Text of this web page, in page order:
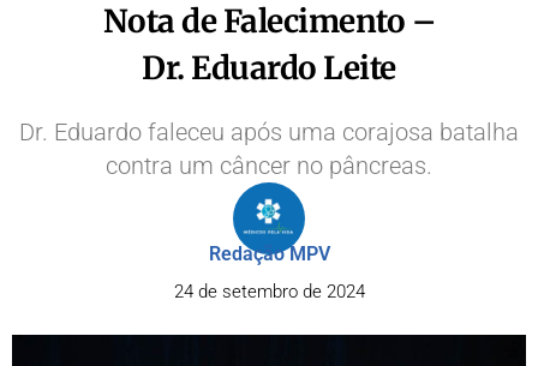
Nota de Falecimento –
Dr. Eduardo Leite
Dr. Eduardo faleceu após uma corajosa batalha
contra um câncer no pâncreas.
Redação MPV
24 de setembro de 2024